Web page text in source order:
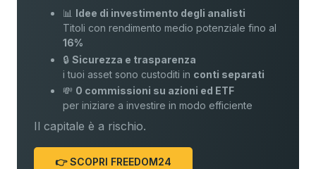
📊 Idee di investimento degli analisti
Titoli con rendimento medio potenziale fino al
16%
🔒Sicurezza e trasparenza
i tuoi asset sono custoditi in conti separati
💸 0 commissioni su azioni ed ETF
per iniziare a investire in modo efficiente
Il capitale è a rischio.
👉 SCOPRI FREEDOM24